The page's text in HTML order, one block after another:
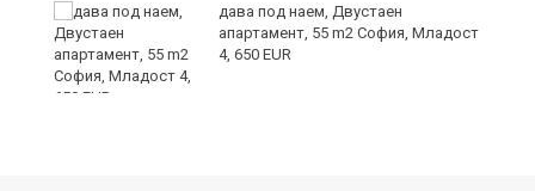
дава под наем, Двустаен
апартамент, 55 m2 София, Младост
4, 650 EUR